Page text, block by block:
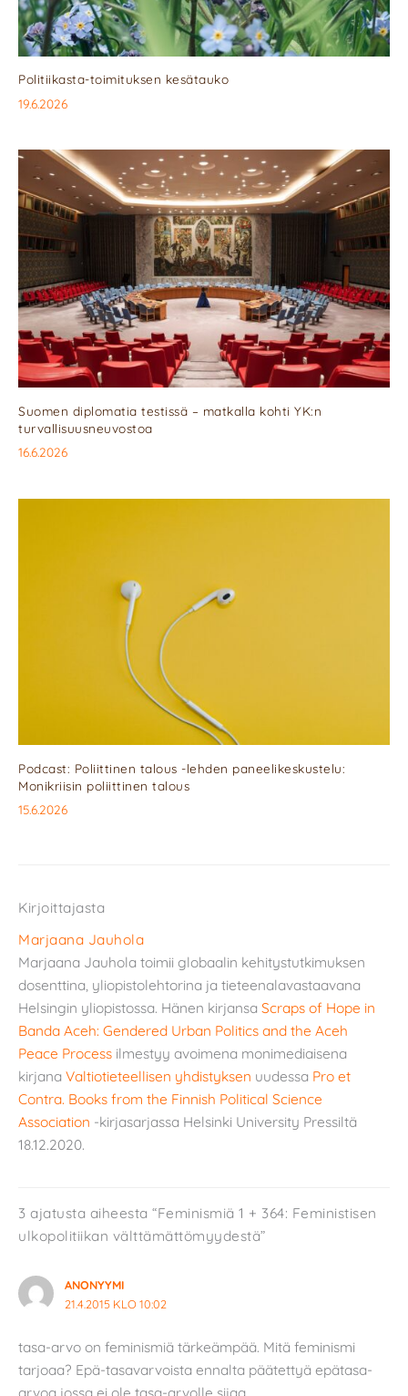
Politiikasta-toimituksen kesätauko
19.6.2026
Suomen diplomatia testissä – matkalla kohti YK:n
turvallisuusneuvostoa
16.6.2026
Podcast: Poliittinen talous -lehden paneelikeskustelu:
Monikriisin poliittinen talous
15.6.2026
Kirjoittajasta
Marjaana Jauhola
Marjaana Jauhola toimii globaalin kehitystutkimuksen
dosenttina, yliopistolehtorina ja tieteenalavastaavana
Helsingin yliopistossa. Hänen kirjansa Scraps of Hope in
Banda Aceh: Gendered Urban Politics and the Aceh
Peace Process ilmestyy avoimena monimediaisena
kirjana Valtiotieteellisen yhdistyksen uudessa Pro et
Contra. Books from the Finnish Political Science
Association -kirjasarjassa Helsinki University Pressiltä
18.12.2020.
3 ajatusta aiheesta “Feminismiä 1 + 364: Feministisen
ulkopolitiikan välttämättömyydestä”
ANONYYMI
21.4.2015 KLO 10:02
tasa-arvo on feminismiä tärkeämpää. Mitä feminismi
tarjoaa? Epä-tasavarvoista ennalta päätettyä epätasa-
arvoa jossa ei ole tasa-arvolle sijaa.